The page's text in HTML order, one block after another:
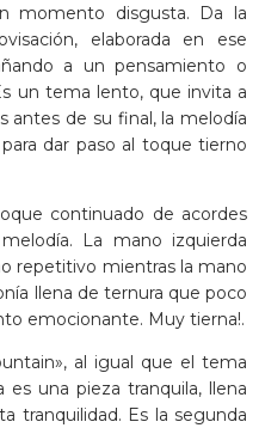
momento disgusta. Da la
elaborada en ese
a un pensamiento o
un tema lento, que invita a
antes de su final, la melodía
dar paso al toque tierno
continuado de acordes
La mano izquierda
repetitivo mientras la mano
llena de ternura que poco
emocionante. Muy tierna!.
al igual que el tema
una pieza tranquila, llena
tranquilidad. Es la segunda